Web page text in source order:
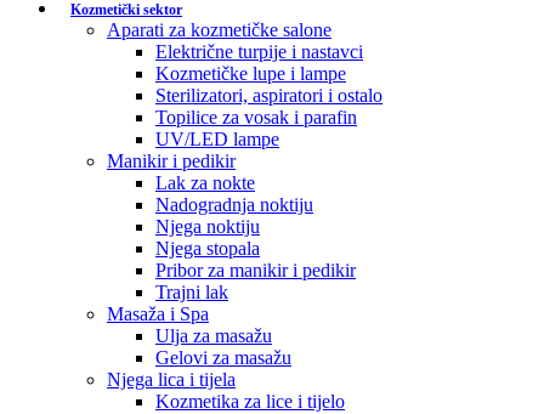
Kozmetički sektor
Aparati za kozmetičke salone
Električne turpije i nastavci
Kozmetičke lupe i lampe
Sterilizatori, aspiratori i ostalo
Topilice za vosak i parafin
UV/LED lampe
Manikir i pedikir
Lak za nokte
Nadogradnja noktiju
Njega noktiju
Njega stopala
Pribor za manikir i pedikir
Trajni lak
Masaža i Spa
Ulja za masažu
Gelovi za masažu
Njega lica i tijela
Kozmetika za lice i tijelo